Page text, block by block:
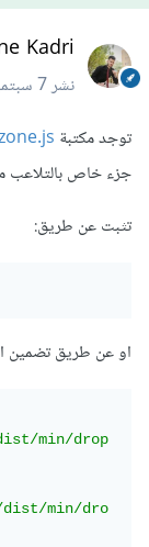
Kadri
نشر7 سبتمبر 2022
توجد مكتبة
جزء خاص بالتلاعب
تثبت عن طريق:
او عن طريق تضمين
min/drop
dist/min/dro